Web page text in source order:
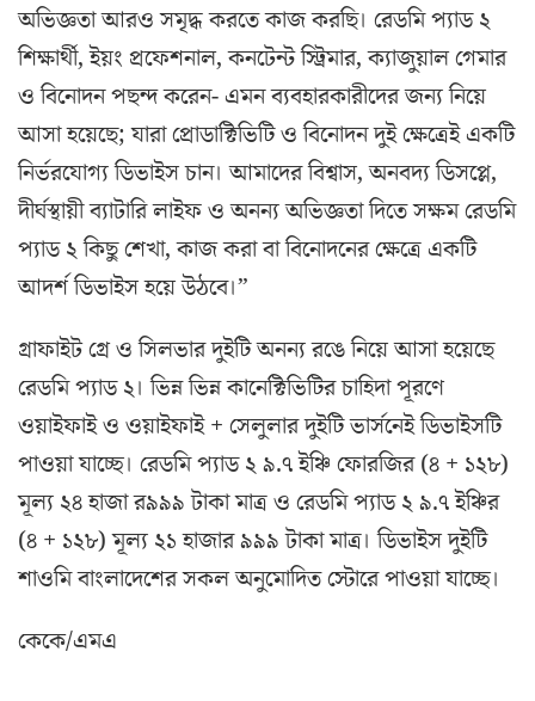
অভিজ্ঞতা আরও সমৃদ্ধ করতে কাজ করছি। রেডমি প্যাড ২
শিক্ষার্থী, ইয়ং প্রফেশনাল, কনটেন্ট স্ট্রিমার, ক্যাজুয়াল গেমার
ও বিনোদন পছন্দ করেন- এমন ব্যবহারকারীদের জন্য নিয়ে
আসা হয়েছে; যারা প্রোডাক্টিভিটি ও বিনোদন দুই ক্ষেত্রেই একটি
নির্ভরযোগ্য ডিভাইস চান। আমাদের বিশ্বাস, অনবদ্য ডিসপ্লে,
দীর্ঘস্থায়ী ব্যাটারি লাইফ ও অনন্য অভিজ্ঞতা দিতে সক্ষম রেডমি
প্যাড ২ কিছু শেখা, কাজ করা বা বিনোদনের ক্ষেত্রে একটি
আদর্শ ডিভাইস হয়ে উঠবে।”
গ্রাফাইট গ্রে ও সিলভার দুইটি অনন্য রঙে নিয়ে আসা হয়েছে
রেডমি প্যাড ২। ভিন্ন ভিন্ন কানেক্টিভিটির চাহিদা পূরণে
ওয়াইফাই ও ওয়াইফাই + সেলুলার দুইটি ভার্সনেই ডিভাইসটি
পাওয়া যাচ্ছে। রেডমি প্যাড ২ ৯.৭ ইঞ্চি ফোরজির (৪ + ১২৮)
মূল্য ২৪ হাজা র৯৯৯ টাকা মাত্র ও রেডমি প্যাড ২ ৯.৭ ইঞ্চির
(৪ + ১২৮) মূল্য ২১ হাজার ৯৯৯ টাকা মাত্র। ডিভাইস দুইটি
শাওমি বাংলাদেশের সকল অনুমোদিত স্টোরে পাওয়া যাচ্ছে।
কেকে/এমএ